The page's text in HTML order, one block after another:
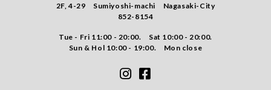
2F, 4-29 Sumiyoshi-machi Nagasaki-City
852-8154
Tue - Fri 11:00 - 20:00. Sat 10:00 - 20:00.
Sun & Hol 10:00 - 19:00. Mon close